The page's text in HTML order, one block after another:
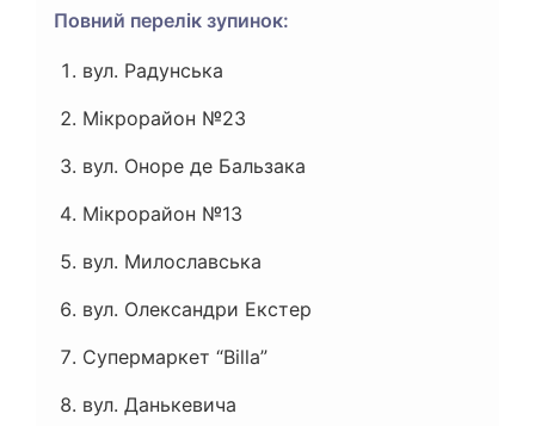
Повний перелік зупинок:
вул. Радунська
Мікрорайон №23
вул. Оноре де Бальзака
Мікрорайон №13
вул. Милославська
вул. Олександри Екстер
Супермаркет “Billa”
вул. Данькевича